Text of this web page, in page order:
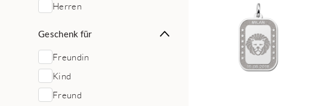
Herren
Geschenk für
Freundin
Kind
Freund